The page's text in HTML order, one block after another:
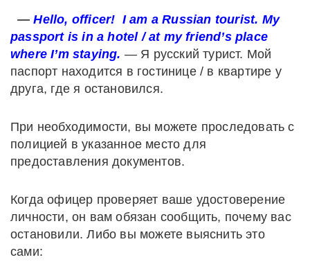
—Hello, officer! I am a Russian tourist. My
passport is in a hotel / at my friend’s place
where I’m staying. — Я русский турист. Мой
паспорт находится в гостинице / в квартире у
друга, где я остановился.
При необходимости, вы можете проследовать с
полицией в указанное место для
предоставления документов.
Когда офицер проверяет ваше удостоверение
личности, он вам обязан сообщить, почему вас
остановили. Либо вы можете выяснить это
сами: